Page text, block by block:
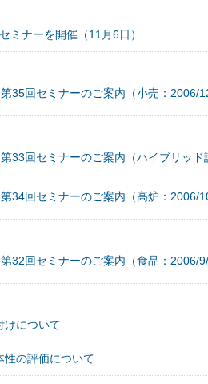
ミナーを開催（11月6日）
第35回セミナーのご案内（小売：2006/
第33回セミナーのご案内（ハイブリッ
第34回セミナーのご案内（高炉：2006/
第32回セミナーのご案内（食品：2006/
けについて
性の評価について